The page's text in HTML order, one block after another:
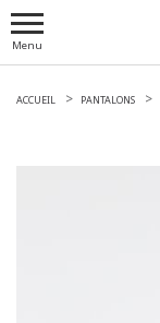
Menu
ACCUEIL PANTALONS